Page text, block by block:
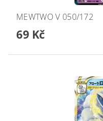
MEWTWO V 050/172
69 Kč